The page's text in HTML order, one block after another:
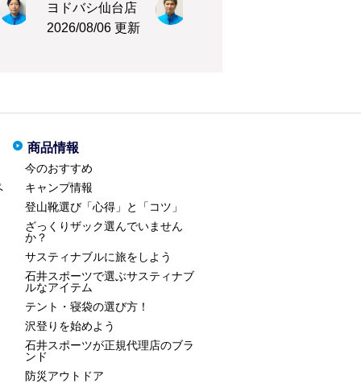
ヨドバシ仙台店
2026/08/06 更新
商品情報
今のおすすめ
キャンプ情報
登山靴選び「心得」と「コツ」
ざっくりザック選んでいません
か？
サスティナブルに旅をしよう
石井スポーツで選ぶサスティナブ
ルなアイテム
テント・寝袋の選び方！
沢登りを始めよう
石井スポーツが正規代理店のブラ
ンド
防災アウトドア